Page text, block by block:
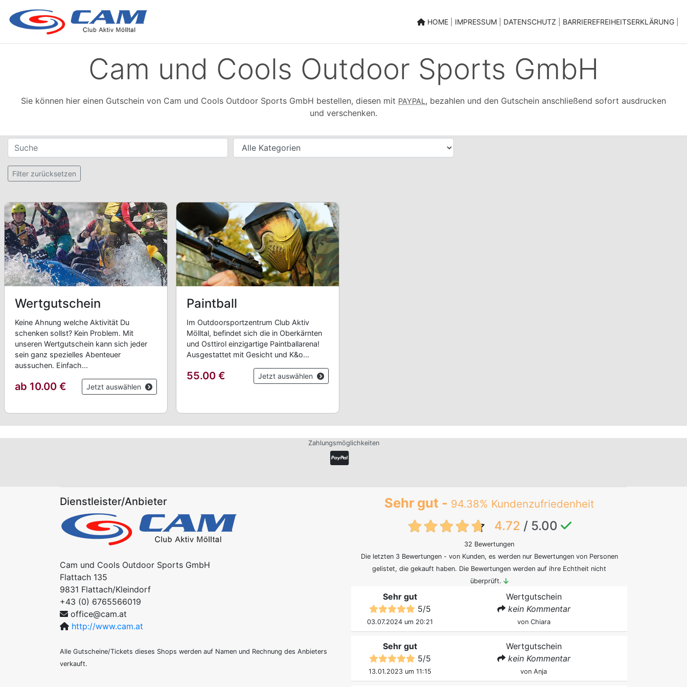
HOME IMPRESSUM DATENSCHUTZ BARRIEREFREIHEITSERKLÄRUNG
Cam und Cools Outdoor Sports GmbH
Sie können hier einen Gutschein von Cam und Cools Outdoor Sports GmbH bestellen, diesen mit PAYPAL , bezahlen und den Gutschein anschließend sofort ausdrucken
und verschenken.
Filter für Gutscheine
Suche Kategorien
Filter zurücksetzen
Setzt alle Filter zurück
Wertgutschein
Keine Ahnung welche Aktivität Du
schenken sollst? Kein Problem. Mit
unseren Wertgutschein kann sich jeder
sein ganz spezielles Abenteuer
aussuchen. Einfach...
ab 10.00 € Jetzt auswählen
Paintball
Im Outdoorsportzentrum Club Aktiv
Mölltal, befindet sich die in Oberkärnten
und Osttirol einzigartige Paintballarena!
Ausgestattet mit Gesicht und K&o...
55.00 € Jetzt auswählen
Zahlungsmöglichkeiten
Dienstleister/Anbieter
Cam und Cools Outdoor Sports GmbH
Flattach 135
9831 Flattach/Kleindorf
+43 (0) 6765566019
office@cam.at
http://www.cam.at
Alle Gutscheine/Tickets dieses Shops werden auf Namen und Rechnung des Anbieters
verkauft.
Sehr gut - 94.38% Kundenzufriedenheit
{txt:feedback-rating}
4.72 / 5.00
32 Bewertungen
Die letzten 3 Bewertungen - von Kunden, es werden nur Bewertungen von Personen
gelistet, die gekauft haben. Die Bewertungen werden auf ihre Echtheit nicht
überprüft.
Sehr gut
5/5
03.07.2024 um 20:21
Wertgutschein
kein Kommentar
von Chiara
Sehr gut
5/5
13.01.2023 um 11:15
Wertgutschein
kein Kommentar
vonAnja